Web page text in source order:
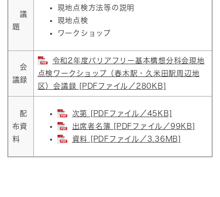
議
題
現地点検方法等の説明
現地点検
ワークショップ
会
議録
令和2年度バリアフリー基本構想分科会現地
点検ワークショップ（春木駅・久米田駅周辺地
区）会議録 [PDFファイル／280KB]
配
布資
料
次第 [PDFファイル／45KB]
出席者名簿 [PDFファイル／99KB]
資料 [PDFファイル／3.36MB]